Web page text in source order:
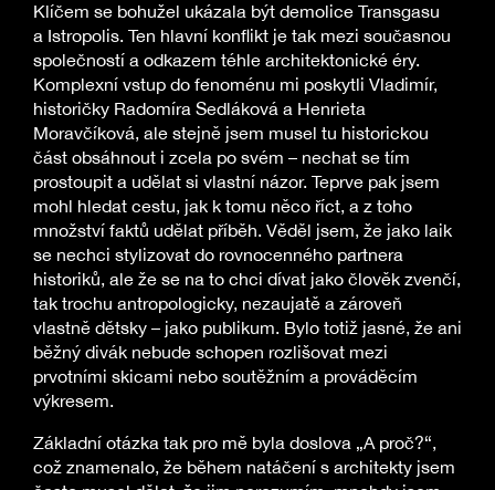
Klíčem se bohužel ukázala být demolice Transgasu
a Istropolis. Ten hlavní konflikt je tak mezi současnou
společností a odkazem téhle architektonické éry.
Komplexní vstup do fenoménu mi poskytli Vladimír,
historičky Radomíra Sedláková a Henrieta
Moravčíková, ale stejně jsem musel tu historickou
část obsáhnout i zcela po svém – nechat se tím
prostoupit a udělat si vlastní názor. Teprve pak jsem
mohl hledat cestu, jak k tomu něco říct, a z toho
množství faktů udělat příběh. Věděl jsem, že jako laik
se nechci stylizovat do rovnocenného partnera
historiků, ale že se na to chci dívat jako člověk zvenčí,
tak trochu antropologicky, nezaujatě a zároveň
vlastně dětsky – jako publikum. Bylo totiž jasné, že ani
běžný divák nebude schopen rozlišovat mezi
prvotními skicami nebo soutěžním a prováděcím
výkresem.
Základní otázka tak pro mě byla doslova „A proč?“,
což znamenalo, že během natáčení s architekty jsem